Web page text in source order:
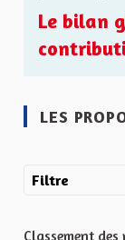
Le bilan
LES
Filtre
Classement